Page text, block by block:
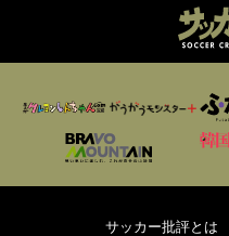
サッカー批評とは